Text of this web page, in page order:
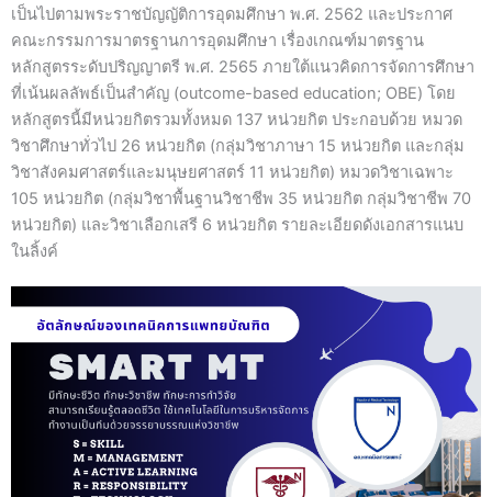
เป็นไปตามพระราชบัญญัติการอุดมศึกษา พ.ศ. 2562 และประกาศ
คณะกรรมการมาตรฐานการอุดมศึกษา เรื่องเกณฑ์มาตรฐาน
หลักสูตรระดับปริญญาตรี พ.ศ. 2565 ภายใต้แนวคิดการจัดการศึกษา
ที่เน้นผลลัพธ์เป็นสำคัญ (outcome-based education; OBE) โดย
หลักสูตรนี้มีหน่วยกิตรวมทั้งหมด 137 หน่วยกิต ประกอบด้วย หมวด
วิชาศึกษาทั่วไป 26 หน่วยกิต (กลุ่มวิชาภาษา 15 หน่วยกิต และกลุ่ม
วิชาสังคมศาสตร์และมนุษยศาสตร์ 11 หน่วยกิต) หมวดวิชาเฉพาะ
105 หน่วยกิต (กลุ่มวิชาพื้นฐานวิชาชีพ 35 หน่วยกิต กลุ่มวิชาชีพ 70
หน่วยกิต) และวิชาเลือกเสรี 6 หน่วยกิต รายละเอียดดังเอกสารแนบ
ในลิ้งค์